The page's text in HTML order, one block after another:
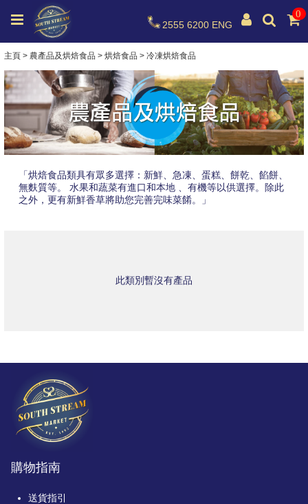
0
2555 6200 ENG
主頁 > 農產品及烘焙食品 > 烘焙食品 > 冷凍烘焙食品
「烘焙食品類具有眾多選擇：新鮮、急凍、蛋糕、餅乾、餡餅、
無麩質等。 水果和蔬菜有進口和本地 、有機等以供選擇。除此
之外，更有新鮮香草將助您完善完味菜餚。」
此類別暫沒有產品
購物指南
送貨指引